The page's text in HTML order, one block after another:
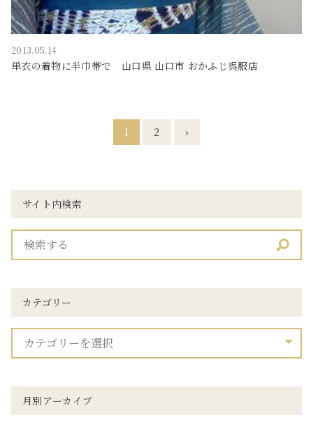
2013.05.14
単衣の着物に半巾帯で 山口県 山口市 おかふじ呉服店
1 2 ›
サイト内検索
カテゴリー
月別アーカイブ